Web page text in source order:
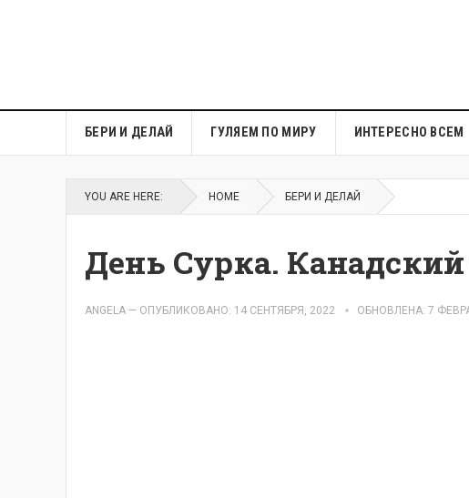
БЕРИ И ДЕЛАЙ ГУЛЯЕМ ПО МИРУ ИНТЕРЕСНО ВСЕМ
YOU ARE HERE: HOME БЕРИ И ДЕЛАЙ
День Сурка.
ANGELA — ОПУБЛИКОВАНО: 14 СЕНТЯБРЯ, 2022 ОБНОВЛЕНА: 7